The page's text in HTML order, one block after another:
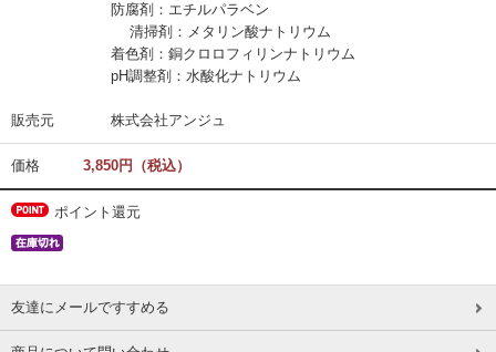
防腐剤：エチルパラベン
清掃剤：メタリン酸ナトリウム
着色剤：銅クロロフィリンナトリウム
pH調整剤：水酸化ナトリウム
販売元 株式会社アンジュ
価格 3,850円（税込）
ポイント還元
友達にメールですすめる